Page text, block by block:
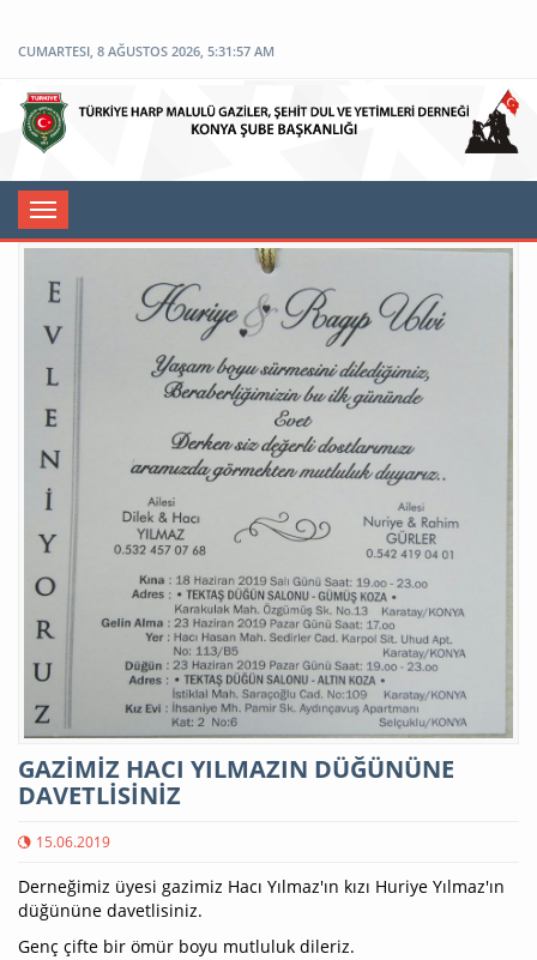
CUMARTESI, 8 AĞUSTOS 2026, 5:31:57 AM
Toggle
navigation
GAZİMİZ HACI YILMAZIN DÜĞÜNÜNE
DAVETLİSİNİZ
15.06.2019
Derneğimiz üyesi gazimiz Hacı Yılmaz'ın kızı Huriye Yılmaz'ın
düğününe davetlisiniz.
Genç çifte bir ömür boyu mutluluk dileriz.